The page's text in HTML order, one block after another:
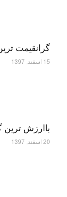
گرانقیمت
15 اسفند, 1397
باارزش ترین
20 اسفند, 1397